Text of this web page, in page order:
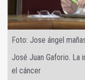
Foto: Jose ángel
José Juan Gaforio. La
el cáncer